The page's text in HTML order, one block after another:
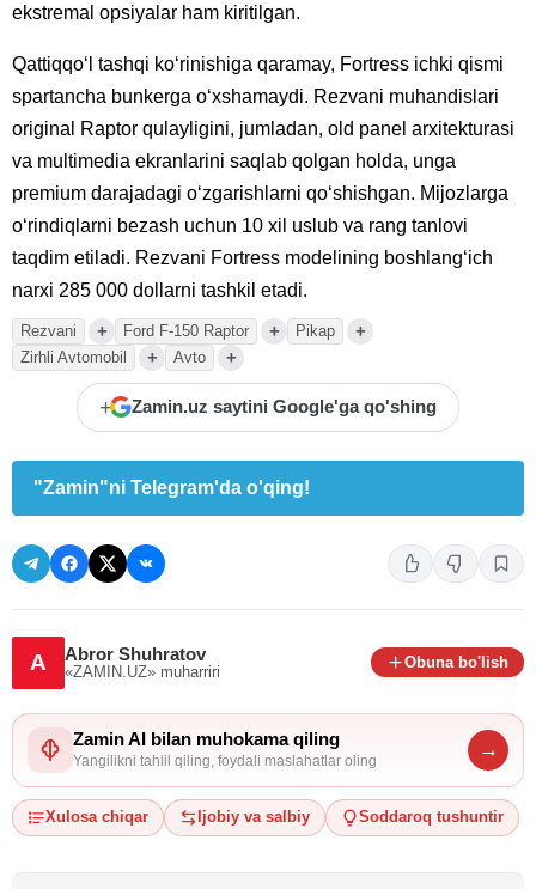
ekstremal opsiyalar ham kiritilgan.
Qattiqqoʻl tashqi koʻrinishiga qaramay, Fortress ichki qismi
spartancha bunkerga oʻxshamaydi. Rezvani muhandislari
original Raptor qulayligini, jumladan, old panel arxitekturasi
va multimedia ekranlarini saqlab qolgan holda, unga
premium darajadagi oʻzgarishlarni qoʻshishgan. Mijozlarga
oʻrindiqlarni bezash uchun 10 xil uslub va rang tanlovi
taqdim etiladi. Rezvani Fortress modelining boshlangʻich
narxi 285 000 dollarni tashkil etadi.
Rezvani + Ford F-150 Raptor + Pikap +
Zirhli Avtomobil + Avto +
+ Zamin.uz saytini Google'ga qo'shing
"Zamin"ni Telegram'da o'qing!
A Abror Shuhratov
«ZAMIN.UZ» muharriri
Obuna bo'lish
Zamin AI bilan muhokama qiling
Yangilikni tahlil qiling, foydali maslahatlar oling
→
Xulosa chiqar Ijobiy va salbiy Soddaroq tushuntir